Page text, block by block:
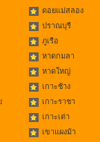
ดอยแม่สลอง
ปราณบุรี
ภูเรือ
หาดกมลา
หาดใหญ่
เกาะช้าง
เกาะราชา
เกาะเต่า
เขาแผงม้า